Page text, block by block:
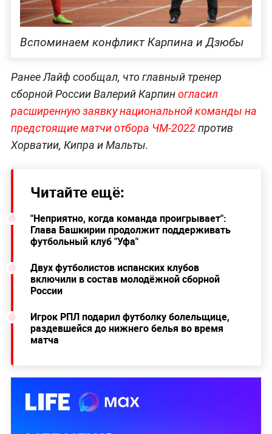
Вспоминаем конфликт Карпина и Дзюбы
Ранее Лайф сообщал, что главный тренер
сборной России Валерий Карпиногласил
расширенную заявку национальной команды на
предстоящие матчи отбора ЧМ-2022против
Хорватии, Кипра и Мальты.
Читайте ещё:
"Неприятно, когда команда проигрывает":
Глава Башкирии продолжит поддерживать
футбольный клуб "Уфа"
Двух футболистов испанских клубов
включили в состав молодёжной сборной
России
Игрок РПЛ подарил футболку болельщице,
раздевшейся до нижнего белья во время
матча